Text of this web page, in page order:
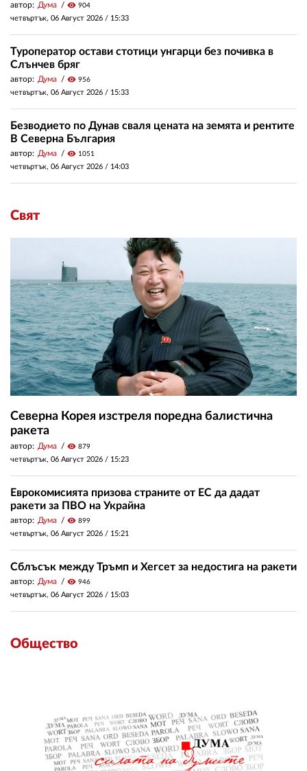
автор: Дума visibility 904
четвъртък, 06 Август 2026 / 15:33
Туроператор остави стотици унгарци без почивка в
Слънчев бряг
автор: Дума visibility 956
четвъртък, 06 Август 2026 / 15:33
Безводието по Дунав сваля цената на земята и рентите
В Северна България
автор: Дума visibility 1051
четвъртък, 06 Август 2026 / 14:03
Свят
Северна Корея изстреля поредна балистична
ракета
автор: Дума visibility 879
четвъртък, 06 Август 2026 / 15:23
Еврокомисията призова страните от ЕС да дадат
ракети за ПВО на Украйна
автор: Дума visibility 899
четвъртък, 06 Август 2026 / 15:21
Сблъсък между Тръмп и Хегсет за недостига на ракети
автор: Дума visibility 946
четвъртък, 06 Август 2026 / 15:03
Общество